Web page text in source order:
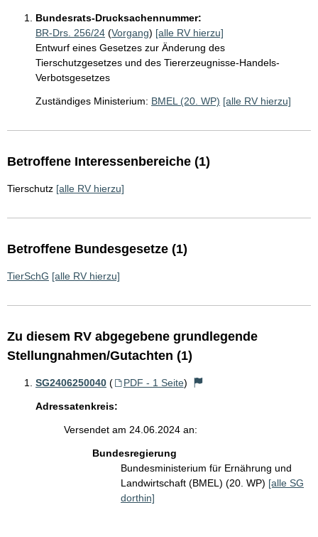
Bundesrats-Drucksachennummer:
BR-Drs. 256/24 (Vorgang) [alle RV hierzu]
Entwurf eines Gesetzes zur Änderung des
Tierschutzgesetzes und des Tiererzeugnisse-Handels-
Verbotsgesetzes
Zuständiges Ministerium: BMEL (20. WP) [alle RV hierzu]
Betroffene Interessenbereiche (1)
Tierschutz [alle RV hierzu]
Betroffene Bundesgesetze (1)
TierSchG [alle RV hierzu]
Zu diesem RV abgegebene grundlegende
Stellungnahmen/Gutachten (1)
SG2406250040 ( PDF - 1 Seite)
Adressatenkreis:
Versendet am 24.06.2024 an:
Bundesregierung
Bundesministerium für Ernährung und
Landwirtschaft (BMEL) (20. WP) [alle SG
dorthin]